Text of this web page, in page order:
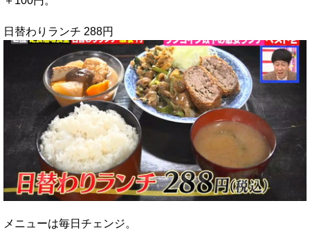
日替わりランチ 288円
メニューは毎日チェンジ。